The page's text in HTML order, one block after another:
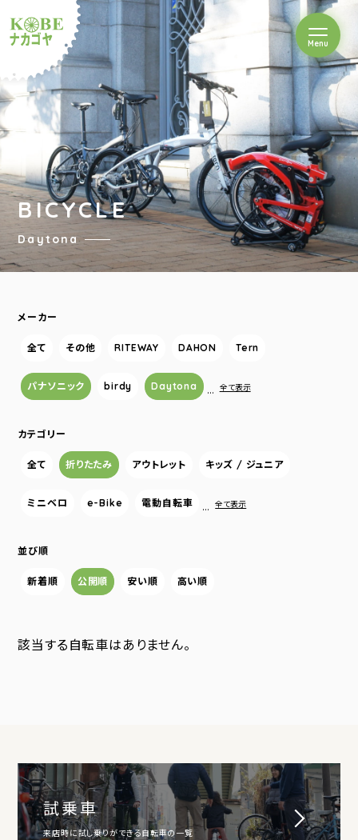
ルショップナカゴヤ
Menuを開閉
BICYCLE
Daytona
メーカー
全て その他 RITEWAY DAHON Tern
パナソニック birdy Daytona … 全て表示
カテゴリー
全て 折りたたみ アウトレット キッズ / ジュニア
ミニベロ e-Bike 電動自転車 … 全て表示
並び順
新着順 公開順 安い順 高い順
該当する自転車はありません。
試乗車
来店時に試し乗りができる自転車の一覧